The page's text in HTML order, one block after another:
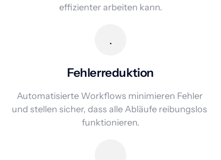
effizienter arbeiten kann.
Fehlerreduktion
Automatisierte Workflows minimieren Fehler
und stellen sicher, dass alle Abläufe reibungslos
funktionieren.